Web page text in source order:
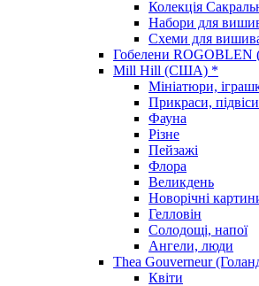
Колекція
Набори для
Схеми для
Гобелени ROGOBLEN
Mill Hill (США) *
Мініатюри,
Прикраси, підвіси
Фауна
Різне
Пейзажі
Флора
Великдень
Новорічні
Гелловін
Солодощі, напої
Ангели, люди
Thea Gouverneur
Квіти